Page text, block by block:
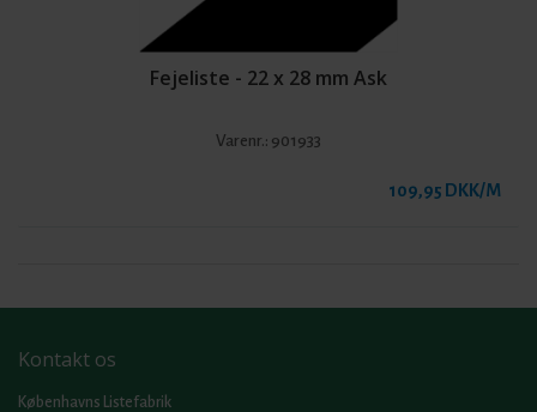
Fejeliste - 22 x 28 mm Ask
Varenr.: 901933
109,95 DKK/M
Kontakt os
Københavns Listefabrik